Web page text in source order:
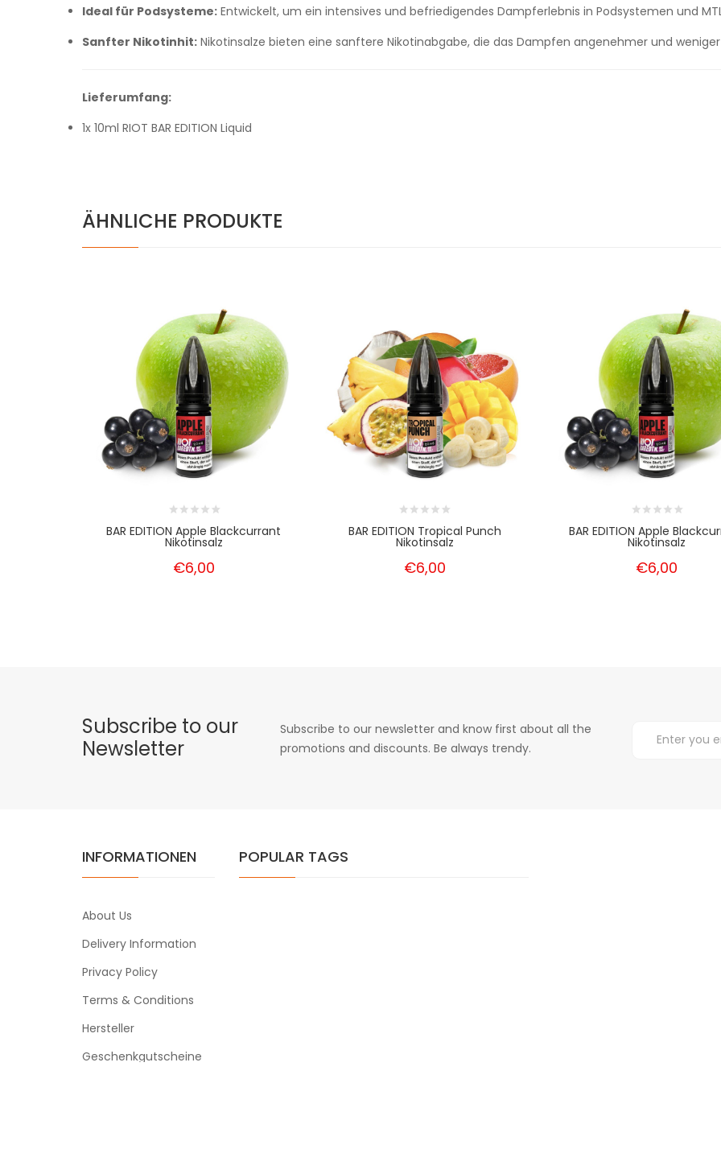
Ideal für Podsysteme: Entwickelt, um ein intensives und befriedigendes Dampferlebnis in Podsystemen und
Sanfter Nikotinhit: Nikotinsalze bieten eine sanftere Nikotinabgabe, die das Dampfen angenehmer und
Lieferumfang:
1x 10ml RIOT BAR EDITION Liquid
ÄHNLICHE PRODUKTE
BAR EDITION Apple Blackcurrant
Nikotinsalz
€6,00
BAR EDITION Tropical Punch
Nikotinsalz
€6,00
BAR EDITION Apple
Nikotinsalz
€6,00
Subscribe to our
Newsletter
Subscribe to our newsletter and know first about all the
promotions and discounts. Be always trendy.
INFORMATIONEN
About Us
Delivery Information
Privacy Policy
Terms & Conditions
Hersteller
Geschenkgutscheine
POPULAR TAGS